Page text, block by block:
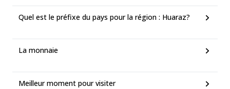
Quel est le préfixe du pays pour la région : Huaraz?
La monnaie
Meilleur moment pour visiter